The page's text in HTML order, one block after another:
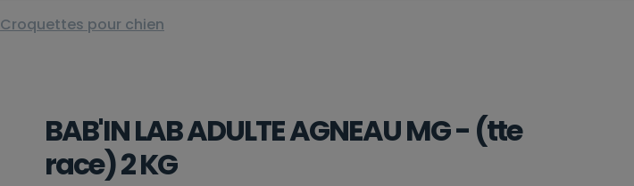
Croquettes pour chien
BAB'IN LAB ADULTE AGNEAU MG - (tte
race) 2 KG